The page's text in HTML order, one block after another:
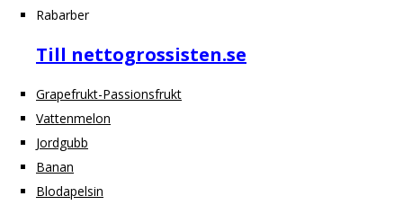
Rabarber
Till nettogrossisten.se
Grapefrukt-Passionsfrukt
Vattenmelon
Jordgubb
Banan
Blodapelsin